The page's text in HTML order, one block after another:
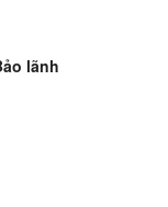
lãnh